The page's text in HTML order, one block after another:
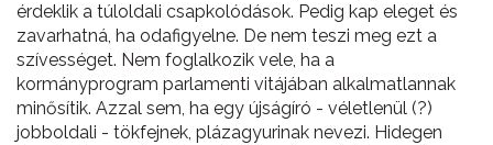
érdeklik a túloldali csapkolódások. Pedig kap eleget és
zavarhatná, ha odafigyelne. De nem teszi meg ezt a
szívességet. Nem foglalkozik vele, ha a
kormányprogram parlamenti vitájában alkalmatlannak
minősítik. Azzal sem, ha egy újságíró - véletlenül (?)
jobboldali - tökfejnek, plázagyurinak nevezi. Hidegen